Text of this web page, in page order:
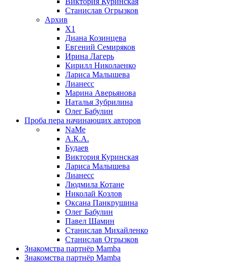
Станислав Огрызков
Архив
X1
Диана Козинцева
Евгений Семиряков
Ирина Лагерь
Кирилл Николаенко
Лариса Малышева
Лианесс
Марина Аверьянова
Наталья Зубрилина
Олег Бабулин
Проба пера начинающих авторов
NaMe
А.К.А.
Будаев
Виктория Куринская
Лариса Малышева
Лианесс
Людмила Котане
Николай Козлов
Оксана Панкрушина
Олег Бабулин
Павел Шамин
Станислав Михайленко
Станислав Огрызков
Знакомства партнёр Mamba
Знакомства партнёр Mamba